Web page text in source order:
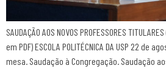
SAUDAÇÃO AOS NOVOS PROFESSORES
em PDF) ESCOLA POLITÉCNICA DA USP 22 de
mesa. Saudação à Congregação. Saudação